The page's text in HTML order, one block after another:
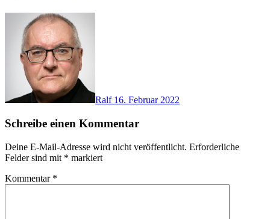
Ralf 16. Februar 2022
Schreibe einen Kommentar
Deine E-Mail-Adresse wird nicht veröffentlicht. Erforderliche
Felder sind mit * markiert
Kommentar *